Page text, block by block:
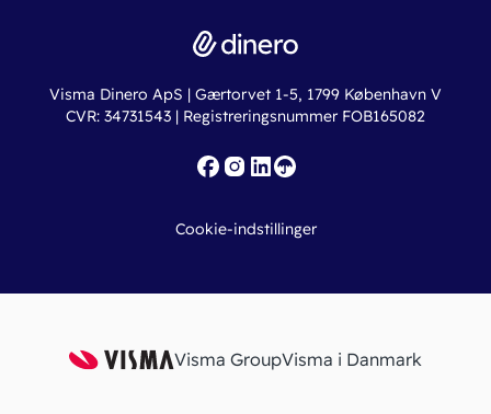
Erhvervslån
Fakturaskabeloner
Online regnskabskurser
Ny virksomhed
Iværksætterlegat
Visma Dinero ApS | Gærtorvet 1-5, 1799 København V
CVR: 34731543 | Registreringsnummer FOB165082
Cookie-indstillinger
Visma GroupVisma i Danmark